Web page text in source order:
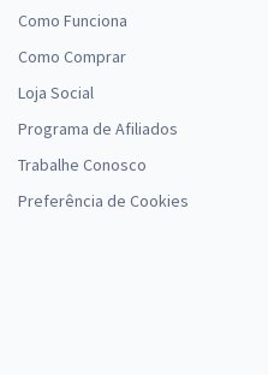
Como Funciona
Como Comprar
Loja Social
Programa de Afiliados
Trabalhe Conosco
Preferência de Cookies